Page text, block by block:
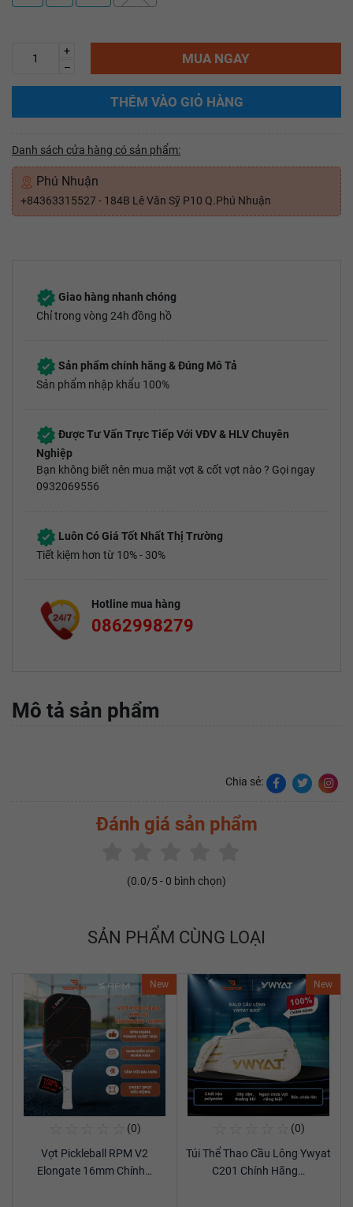
+
–
MUA NGAY
THÊM VÀO GIỎ HÀNG
Danh sách cửa hàng có sản phẩm:
Phú Nhuận
+84363315527 - 184B Lê Văn Sỹ P10 Q.Phú Nhuận
Giao hàng nhanh chóng
Chỉ trong vòng 24h đồng hồ
Sản phẩm chính hãng & Đúng Mô Tả
Sản phẩm nhập khẩu 100%
Được Tư Vấn Trực Tiếp Với VĐV & HLV Chuyên
Nghiệp
Bạn không biết nên mua mặt vợt & cốt vợt nào ? Gọi ngay
0932069556
Luôn Có Giá Tốt Nhất Thị Trường
Tiết kiệm hơn từ 10% - 30%
Hotline mua hàng
0862998279
Mô tả sản phẩm
Chia sẻ:
Đánh giá sản phẩm
(0.0/5 - 0 bình chọn)
SẢN PHẨM CÙNG LOẠI
New
(0)
Vợt Pickleball RPM V2
Elongate 16mm Chính…
New
(0)
Túi Thể Thao Cầu Lông Ywyat
C201 Chính Hãng…